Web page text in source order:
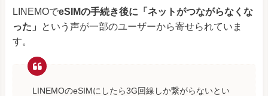
LINEMOでeSIMの手続き後に「ネットがつながらなくな
った」
という声が一部のユーザーから寄せられていま
す。
LINEMOのeSIMにしたら3G回線しか繋がらないとい